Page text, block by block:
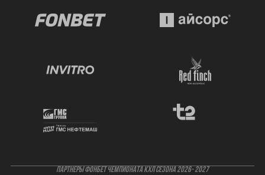
ПАРТНЕРЫ ФОНБЕТ ЧЕМПИОНАТА КХЛ СЕЗОНА 2026- 2027